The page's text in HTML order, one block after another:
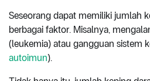
Seseorang dapat memiliki jumlah
berbagai faktor. Misalnya,
(leukemia) atau gangguan sistem
autoimun).